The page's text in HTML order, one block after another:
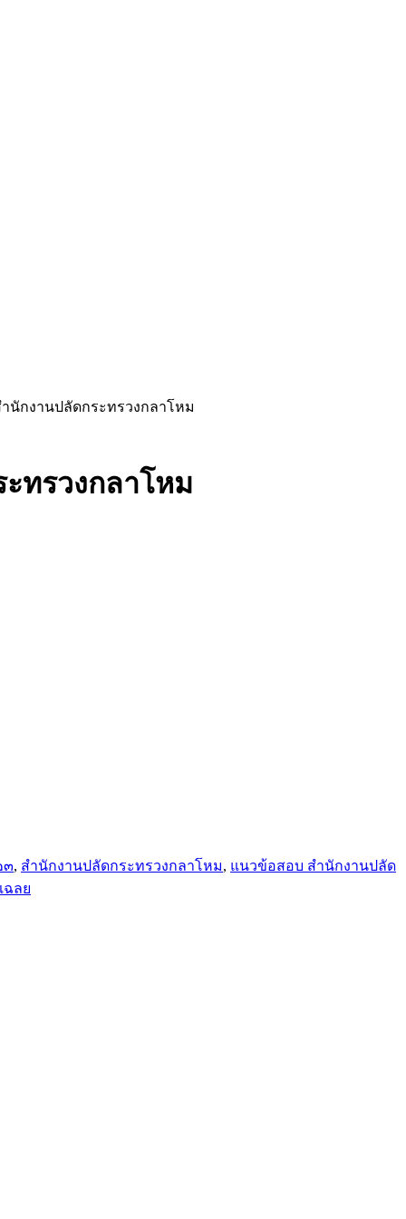
นักงานปลัดกระทรวงกลาโหม
ทรวงกลาโหม
๓, สำนักงานปลัดกระทรวงกลาโหม, แนวข้อสอบ สำนักงานปลัด
ฉลย